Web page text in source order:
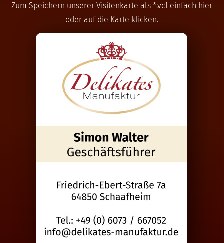
Zum Speichern unserer Visitenkarte als *.vcf einfach hier
oder auf die Karte klicken.